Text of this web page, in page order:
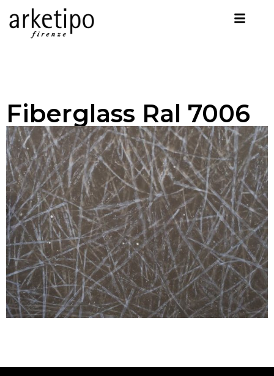
Fiberglass Ral 7006